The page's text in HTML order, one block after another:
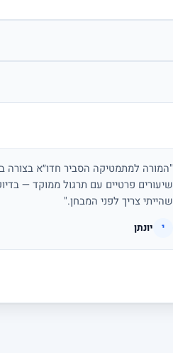
"המורה למתמטיקה הסביר חדו״א בצורה
שיעורים פרטיים עם תרגול ממוקד —
שהייתי צריך לפני המבחן."
י יונתן